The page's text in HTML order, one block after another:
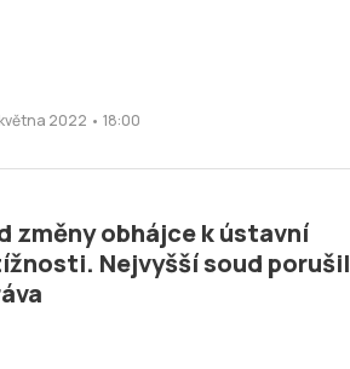
2022 • 18:00
změny obhájce k ústavní
Nejvyšší soud porušil